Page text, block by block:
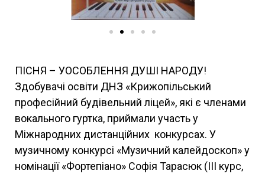
ПІСНЯ – УОСОБЛЕННЯ ДУШІ НАРОДУ!
Здобувачі освіти ДНЗ «Крижопільський
професійний будівельний ліцей», які є членами
вокального гуртка, приймали участь у
Міжнародних дистанційних конкурсах. У
музичному конкурсі «Музичний калейдоскоп» у
номінації «Фортепіано» Софія Тарасюк (ІІІ курс,